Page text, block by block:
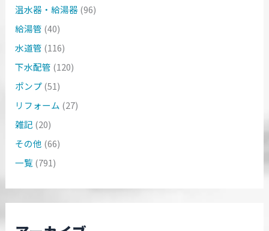
温水器・給湯器(96)
給湯管 (40)
水道管 (116)
下水配管 (120)
ポンプ(51)
リフォーム (27)
雑記 (20)
その他 (66)
一覧(791)